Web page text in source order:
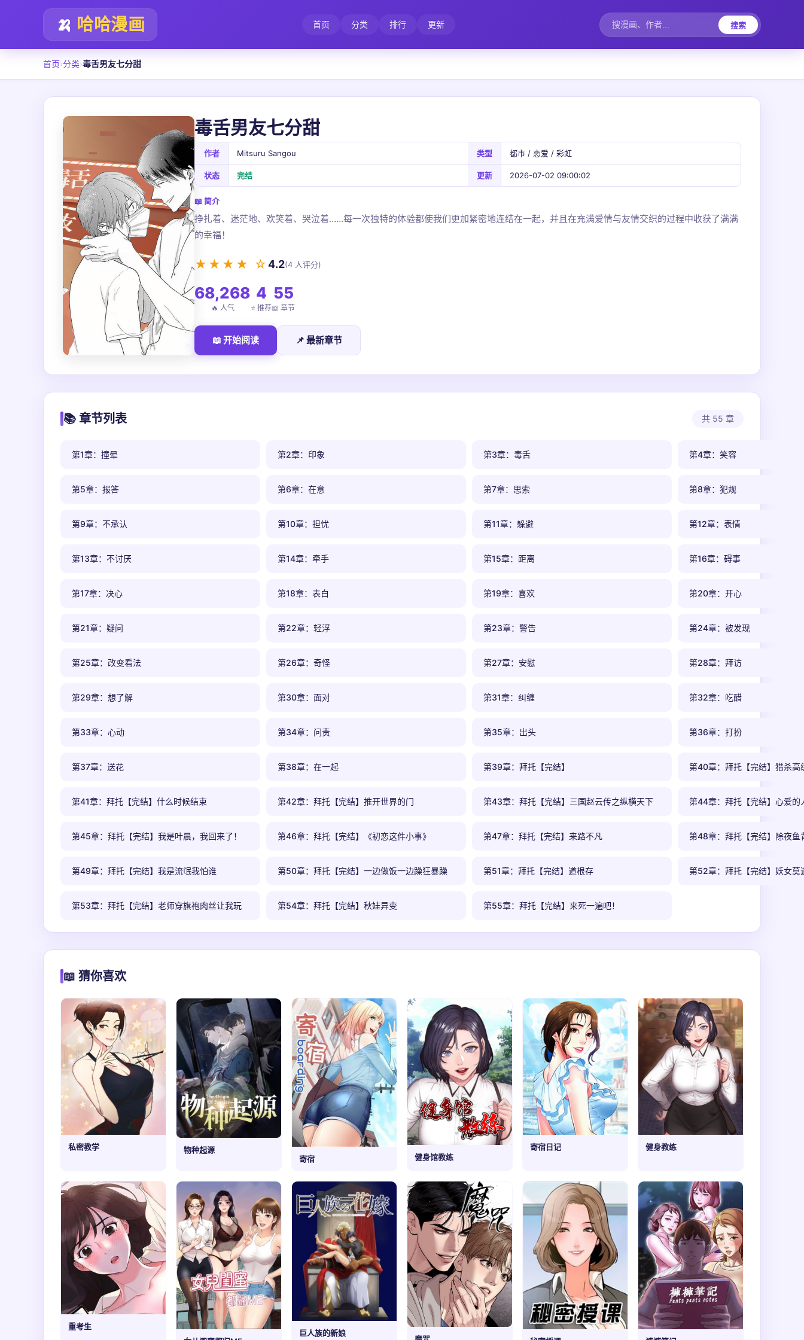
🍌 哈哈漫画 首页 分类 排行 更新 搜索
首页›分类›毒舌男友七分甜
毒舌男友七分甜
作者 Mitsuru Sangou 类型 都市 / 恋爱 / 彩虹
状态 完结 更新 2026-07-02 09:00:02
📖 简介
挣扎着、迷茫地、欢笑着、哭泣着……每一次独特的体验都使我们更加紧密地连结在一起，并且在充满爱情与友情交织的过程中收获了满满
的幸福！
★★★★ ☆4.2(4 人评分)
68,268
🔥 人气
4
⭐ 推荐
55
📖 章节
📖 开始阅读 📌 最新章节
📚 章节列表 共 55 章
第1章：撞晕 第2章：印象 第3章：毒舌 第4章：笑容
第5章：报答 第6章：在意 第7章：思索 第8章：犯规
第9章：不承认 第10章：担忧 第11章：躲避 第12章：表情
第13章：不讨厌 第14章：牵手 第15章：距离 第16章：碍事
第17章：决心 第18章：表白 第19章：喜欢 第20章：开心
第21章：疑问 第22章：轻浮 第23章：警告 第24章：被发现
第25章：改变看法 第26章：奇怪 第27章：安慰 第28章：拜访
第29章：想了解 第30章：面对 第31章：纠缠 第32章：吃醋
第33章：心动 第34章：问责 第35章：出头 第36章：打扮
第37章：送花 第38章：在一起 第39章：拜托【完结】 第40章：拜托【完结】猎杀高
第41章：拜托【完结】什么时候结束 第42章：拜托【完结】推开世界的门 第43章：拜托【完结】三国赵云传之纵横天下 第44章：拜托【完结】心爱的
第45章：拜托【完结】我是叶晨，我回来了！ 第46章：拜托【完结】《初恋这件小事》 第47章：拜托【完结】来路不凡 第48章：拜托【完结】除夜鱼
第49章：拜托【完结】我是流氓我怕谁 第50章：拜托【完结】一边做饭一边躁狂暴躁 第51章：拜托【完结】道根存 第52章：拜托【完结】妖女莫
第53章：拜托【完结】老师穿旗袍肉丝让我玩 第54章：拜托【完结】秋娃异变 第55章：拜托【完结】来死一遍吧！
📖 猜你喜欢
私密教学
物种起源
寄宿
健身馆教练
寄宿日记 健身教练
重考生
巨人族的新娘